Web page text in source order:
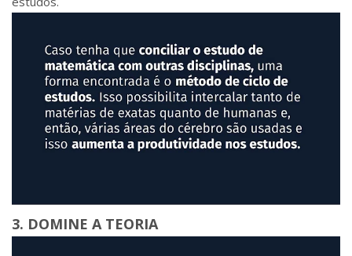
3. DOMINE A TEORIA